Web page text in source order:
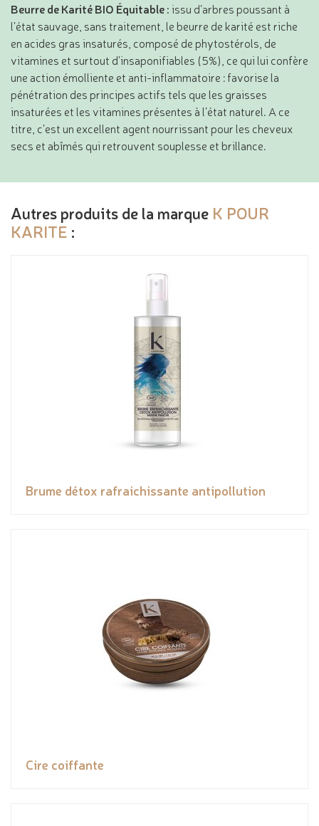
Beurre de Karité BIO Équitable : issu d’arbres poussant à
l’état sauvage, sans traitement, le beurre de karité est riche
en acides gras insaturés, composé de phytostérols, de
vitamines et surtout d'insaponifiables (5%), ce qui lui confère
une action émolliente et anti-inflammatoire : favorise la
pénétration des principes actifs tels que les graisses
insaturées et les vitamines présentes à l’état naturel. A ce
titre, c’est un excellent agent nourrissant pour les cheveux
secs et abîmés qui retrouvent souplesse et brillance.
Autres produits de la marque K POUR
KARITE :
Brume détox rafraichissante antipollution
Cire coiffante